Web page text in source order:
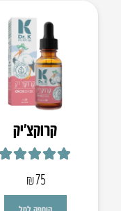
קרוקצ׳יק
₪75